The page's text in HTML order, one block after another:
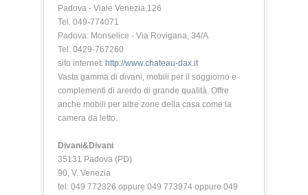
Padova - Viale Venezia,126
Tel. 049-774071
Padova: Monselice - Via Rovigana, 34/A
Tel. 0429-767260
sito internet: http://www.chateau-dax.it
Vasta gamma di divani, mobili per il soggiorno e
complementi di arerdo di grande qualità. Offre
anche mobili per altre zone della casa come la
camera da letto.
Divani&Divani
35131 Padova (PD)
90, V. Venezia
tel: 049 772326 oppure 049 773974 oppure 049